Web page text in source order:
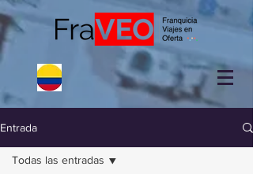
Entrada
Todas las entradas